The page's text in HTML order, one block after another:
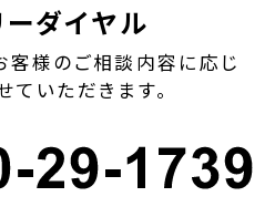
ダイヤル
客様のご相談内容に応じ
ていただきます。